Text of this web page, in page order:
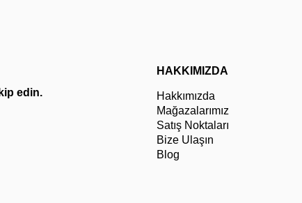
edin.
HAKKIMIZDA
Hakkımızda
Mağazalarımız
Satış Noktaları
Bize Ulaşın
Blog